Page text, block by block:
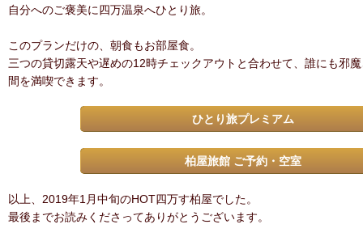
自分へのご褒美に四万温泉へひとり旅。
このプランだけの、朝食もお部屋食。
三つの貸切露天や遅めの12時チェックアウトと合わせて、誰にも邪
間を満喫できます。
ひとり旅プレミアム
柏屋旅館 ご予約・空室
以上、2019年1月中旬のHOT四万す柏屋でした。
最後までお読みくださってありがとうございます。